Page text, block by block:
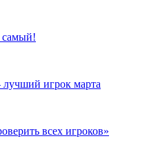
игрок марта
всех игроков»